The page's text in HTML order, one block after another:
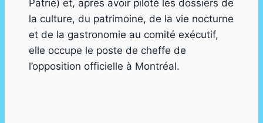
Patrie) et, après avoir piloté les dossiers de
la culture, du patrimoine, de la vie nocturne
et de la gastronomie au comité exécutif,
elle occupe le poste de cheffe de
l’opposition officielle à Montréal.